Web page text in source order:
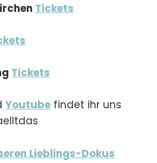
Tickets
Tickets
Youtube findet ihr uns
Lieblings-Dokus